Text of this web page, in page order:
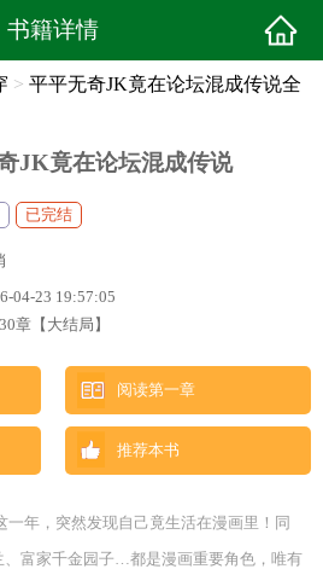
书籍详情
> 平平无奇JK竟在论坛混成传说全
JK竟在论坛混成传说
已完结
04-23 19:57:05
章【大结局】
阅读第一章
推荐本书
一年，突然发现自己竟生活在漫画里！同
、富家千金园子…都是漫画重要角色，唯有